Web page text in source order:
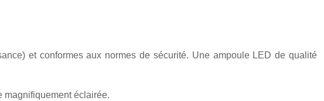
et conformes aux normes de sécurité. Une ampoule LED de qualité
magnifiquement éclairée.